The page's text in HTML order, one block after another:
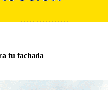
tu fachada